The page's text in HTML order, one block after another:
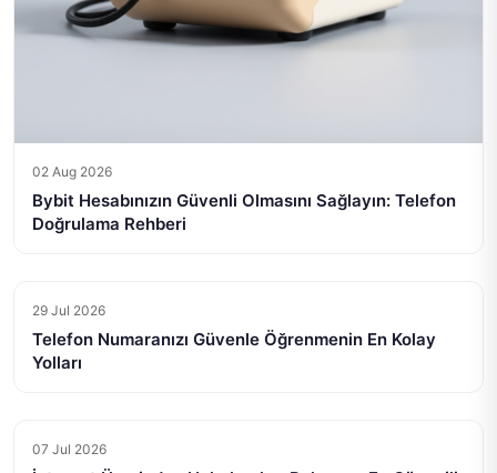
02 Aug 2026
Bybit Hesabınızın Güvenli Olmasını Sağlayın: Telefon
Doğrulama Rehberi
29 Jul 2026
Telefon Numaranızı Güvenle Öğrenmenin En Kolay
Yolları
07 Jul 2026